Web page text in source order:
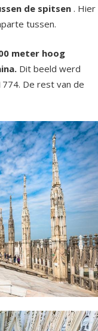
de spitsen . Hier
tussen.
meter hoog
Dit beeld werd
De rest van de